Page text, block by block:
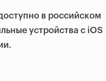
в российском
устройства с iOS